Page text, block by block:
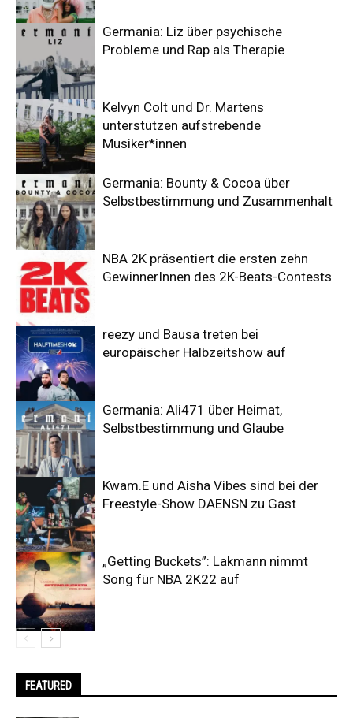
Germania: Liz über psychische
Probleme und Rap als Therapie
Kelvyn Colt und Dr. Martens
unterstützen aufstrebende
Musiker*innen
Germania: Bounty & Cocoa über
Selbstbestimmung und Zusammenhalt
NBA 2K präsentiert die ersten zehn
GewinnerInnen des 2K-Beats-Contests
reezy und Bausa treten bei
europäischer Halbzeitshow auf
Germania: Ali471 über Heimat,
Selbstbestimmung und Glaube
Kwam.E und Aisha Vibes sind bei der
Freestyle-Show DAENSN zu Gast
„Getting Buckets”: Lakmann nimmt
Song für NBA 2K22 auf
FEATURED